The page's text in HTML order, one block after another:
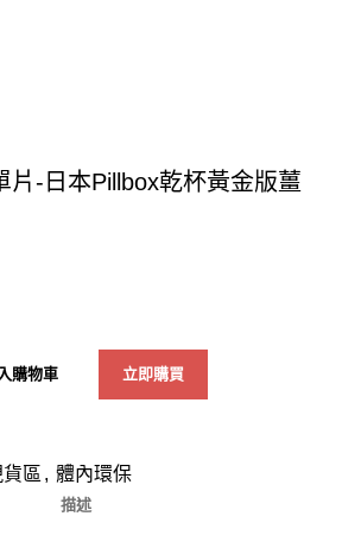
片-日本Pillbox乾杯黃金版薑
購物車 立即購買
區 , 體內環保
描述